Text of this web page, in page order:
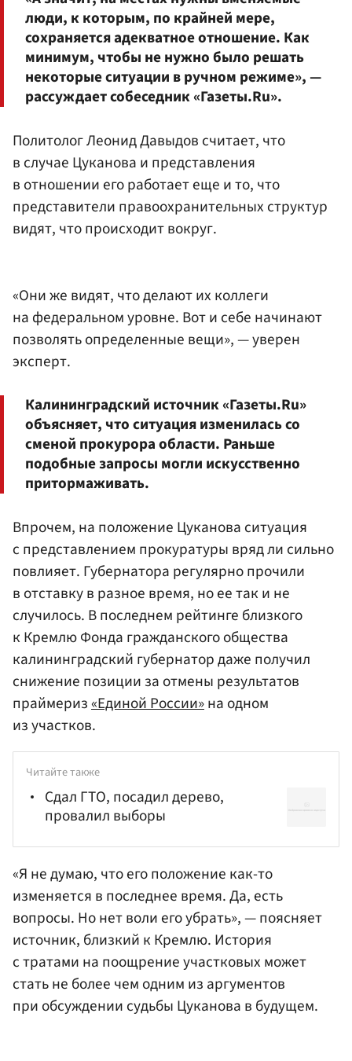
люди, к которым, по крайней мере,
сохраняется адекватное отношение. Как
минимум, чтобы не нужно было решать
некоторые ситуации в ручном режиме», —
рассуждает собеседник «Газеты.Ru».
Политолог Леонид Давыдов считает, что
в случае Цуканова и представления
в отношении его работает еще и то, что
представители правоохранительных структур
видят, что происходит вокруг.
«Они же видят, что делают их коллеги
на федеральном уровне. Вот и себе начинают
позволять определенные вещи», — уверен
эксперт.
Калининградский источник «Газеты.Ru»
объясняет, что ситуация изменилась со
сменой прокурора области. Раньше
подобные запросы могли искусственно
притормаживать.
Впрочем, на положение Цуканова ситуация
с представлением прокуратуры вряд ли сильно
повлияет. Губернатора регулярно прочили
в отставку в разное время, но ее так и не
случилось. В последнем рейтинге близкого
к Кремлю Фонда гражданского общества
калининградский губернатор даже получил
снижение позиции за отмены результатов
праймериз«Единой России»на одном
из участков.
Читайте также
Сдал ГТО, посадил дерево,
провалил выборы
«Я не думаю, что его положение как-то
изменяется в последнее время. Да, есть
вопросы. Но нет воли его убрать», — поясняет
источник, близкий к Кремлю. История
с тратами на поощрение участковых может
стать не более чем одним из аргументов
при обсуждении судьбы Цуканова в будущем.